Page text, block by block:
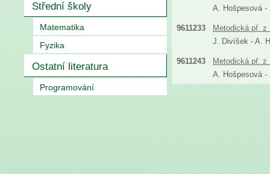
Střední školy
Matematika
Fyzika
Ostatní literatura
Programování
A. Hošpesová
9611233
Metodická př.
J. Divíšek - A.
9611243
Metodická př.
A. Hošpesová